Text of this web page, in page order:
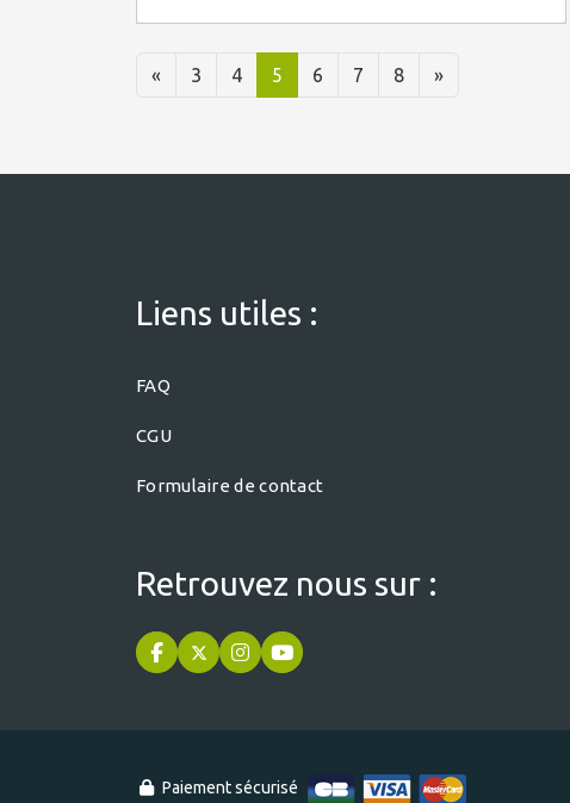
« 3 4 5 6 7 8 »
Liens utiles :
FAQ
CGU
Formulaire de contact
Retrouvez nous sur :
Paiement sécurisé